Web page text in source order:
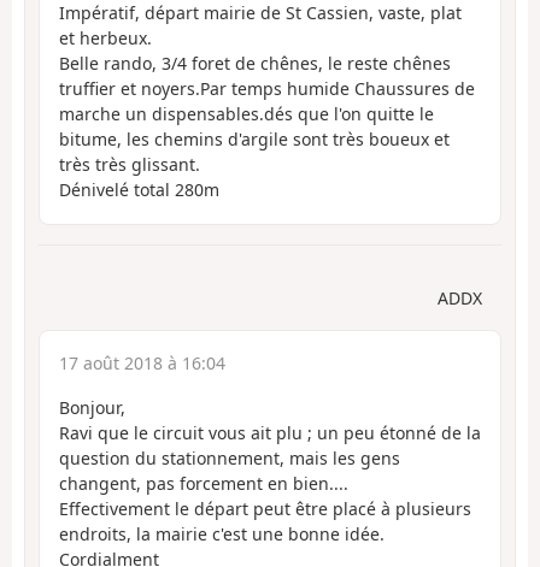
Impératif, départ mairie de St Cassien, vaste, plat
et herbeux.
Belle rando, 3/4 foret de chênes, le reste chênes
truffier et noyers.Par temps humide Chaussures de
marche un dispensables.dés que l'on quitte le
bitume, les chemins d'argile sont très boueux et
très très glissant.
Dénivelé total 280m
ADDX
17 août 2018 à 16:04
Bonjour,
Ravi que le circuit vous ait plu ; un peu étonné de la
question du stationnement, mais les gens
changent, pas forcement en bien....
Effectivement le départ peut être placé à plusieurs
endroits, la mairie c'est une bonne idée.
Cordialment